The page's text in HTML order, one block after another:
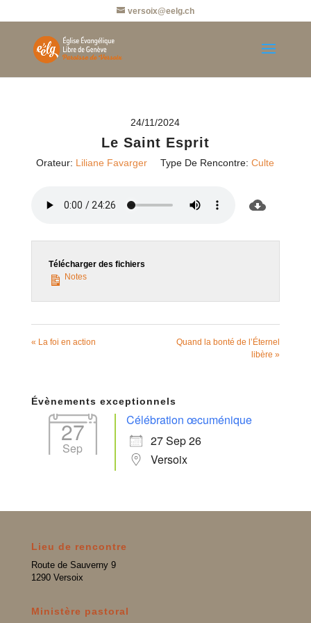
versoix@eelg.ch
24/11/2024
Le Saint Esprit
Orateur: Liliane Favarger Type De Rencontre: Culte
Télécharger des fichiers
Notes
« La foi en action
Quand la bonté de l’Éternel
libère »
Évènements exceptionnels
27
Sep
Célébration œcuménique
27 Sep 26
Versoix
Lieu de rencontre
Route de Sauverny 9
1290 Versoix
Ministère pastoral